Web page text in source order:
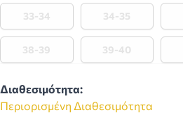
33-34 34-35
38-39 39-40
Διαθεσιμότητα:
Περιορισμένη Διαθεσιμότητα